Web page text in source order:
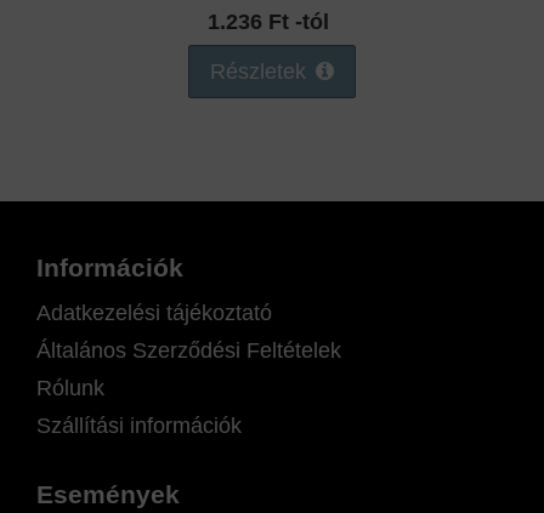
1.236 Ft -tól
Részletek
Információk
Adatkezelési tájékoztató
Általános Szerződési Feltételek
Rólunk
Szállítási információk
Események